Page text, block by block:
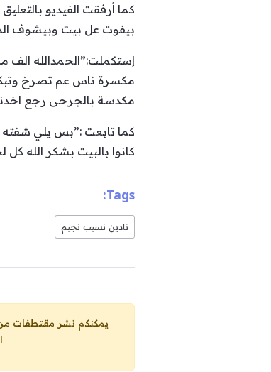
كما أرفقت الفيديو
بيفوت عل بيت وبيشوف
مكسرة ناس عم تصرخ
مكدسة بالجرحى رجع اخدني على
كما تابعت :”بس يلي شفته
كانوا بالبيت بشكر الله
Tags:
نادين نسيب نجيم
يمكنكم نشر مقتطفات من المقال الحاضر، ما حده